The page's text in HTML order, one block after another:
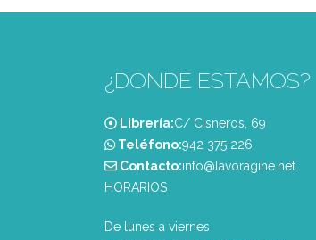
¿DONDE ESTAMOS?
Librería:C/ Cisneros, 69
Teléfono:‭942 375 226‬
Contacto:info@lavoragine.net
HORARIOS
De lunes a viernes